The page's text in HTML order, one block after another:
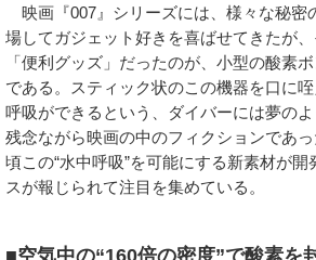
映画『007』シリーズには、様々な秘密
場してガジェット好きを喜ばせてきたが
「便利グッズ」だったのが、小型の酸素
である。スティック状のこの機器を口に
呼吸ができるという、ダイバーには夢のよ
残念ながら映画の中のフィクションであ
頃この“水中呼吸”を可能にする新素材が
スが報じられて注目を集めている。